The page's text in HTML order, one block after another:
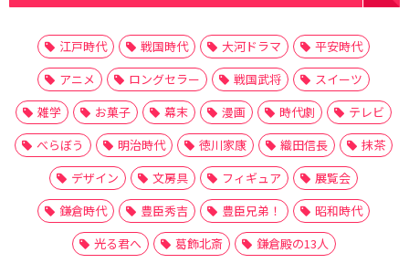
江戸時代 戦国時代 大河ドラマ
平安時代
アニメ
ロングセラー 戦国武将
スイーツ
雑学
お菓子 幕末 漫画 時代劇
テレビ
べらぼう
明治時代 徳川家康 織田信長
抹茶
デザイン
文房具 フィギュア
展覧会
鎌倉時代
豊臣秀吉 豊臣兄弟！
昭和時代
光る君へ
葛飾北斎 鎌倉殿の13人